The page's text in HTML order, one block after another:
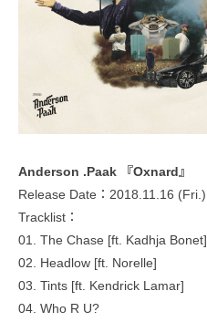
Anderson .Paak 『Oxnard』
Release Date：2018.11.16 (Fri.)
Tracklist：
01. The Chase [ft. Kadhja Bonet]
02. Headlow [ft. Norelle]
03. Tints [ft. Kendrick Lamar]
04. Who R U?